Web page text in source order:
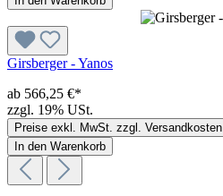
Girsberger - Yanos
ab 566,25 €*
zzgl. 19% USt.
Preise exkl. MwSt. zzgl. Versandkosten
In den Warenkorb